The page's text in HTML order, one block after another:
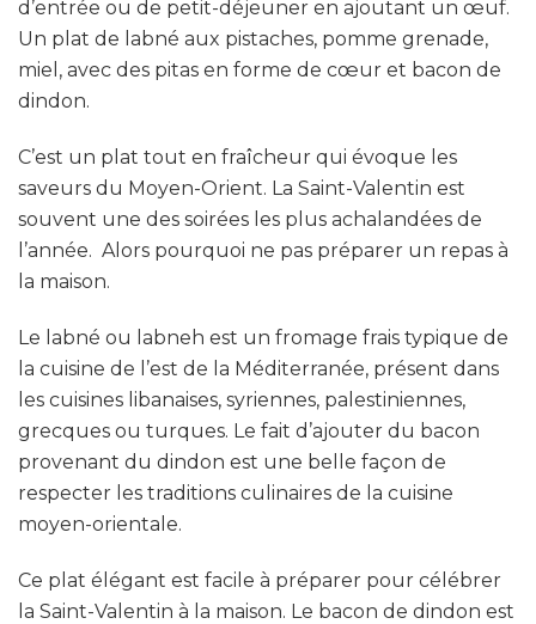
d’entrée ou de petit-déjeuner en ajoutant un œuf.
Un plat de labné aux pistaches, pomme grenade,
miel, avec des pitas en forme de cœur et bacon de
dindon.
C’est un plat tout en fraîcheur qui évoque les
saveurs du Moyen-Orient. La Saint-Valentin est
souvent une des soirées les plus achalandées de
l’année. Alors pourquoi ne pas préparer un repas à
la maison.
Le labné ou labneh est un fromage frais typique de
la cuisine de l’est de la Méditerranée, présent dans
les cuisines libanaises, syriennes, palestiniennes,
grecques ou turques. Le fait d’ajouter du bacon
provenant du dindon est une belle façon de
respecter les traditions culinaires de la cuisine
moyen-orientale.
Ce plat élégant est facile à préparer pour célébrer
la Saint-Valentin à la maison. Le bacon de dindon est